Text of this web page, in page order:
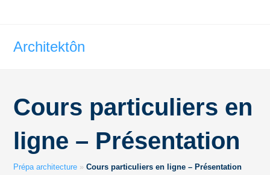
Architektôn
Cours particuliers en
ligne – Présentation
Prépa architecture »Cours particuliers en ligne – Présentation